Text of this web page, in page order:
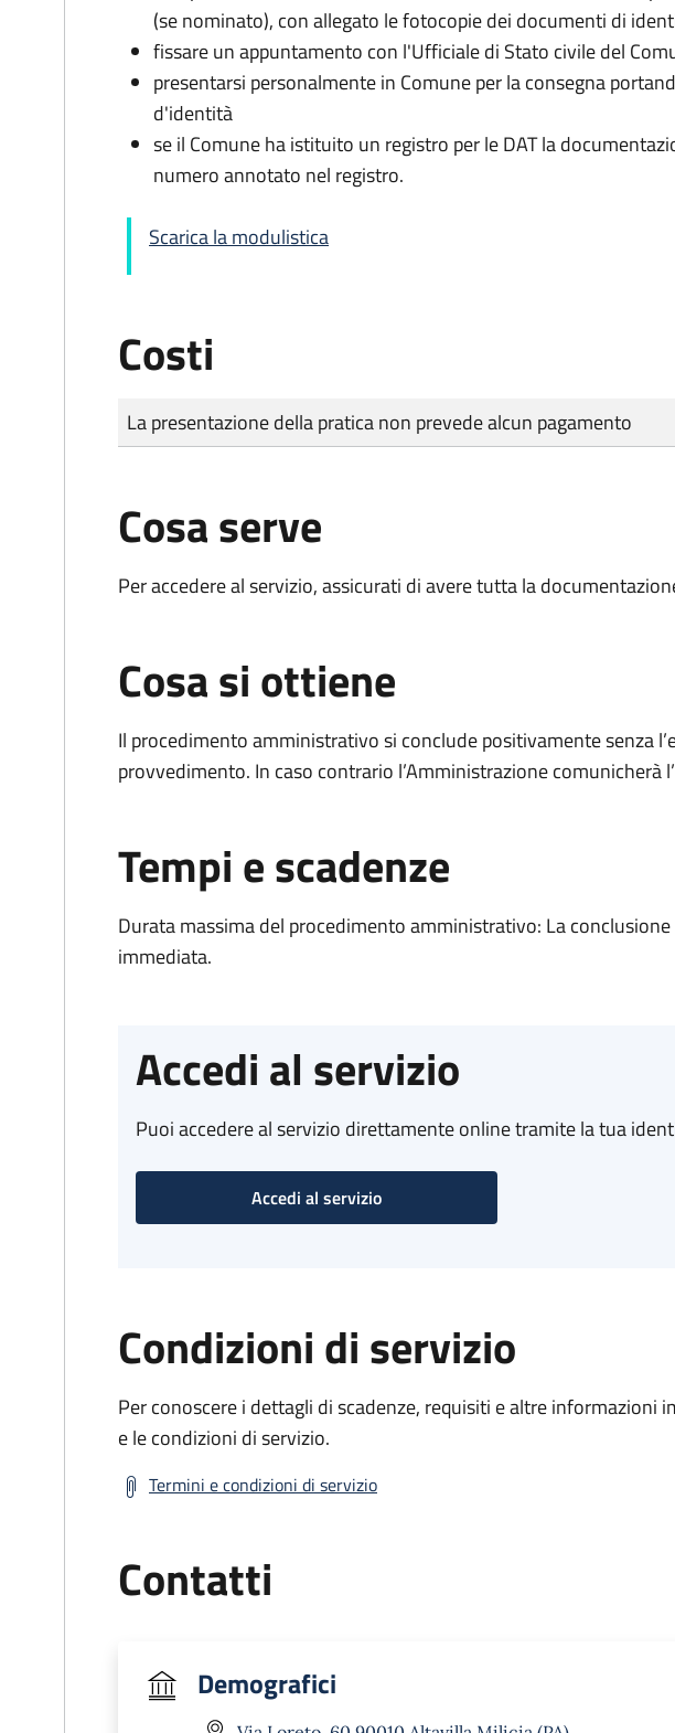
(se nominato), con allegato le fotocopie dei documenti di
fissare un appuntamento con l'Ufficiale di Stato civile del
presentarsi personalmente in Comune per la consegna
d'identità
se il Comune ha istituito un registro per le DAT la
numero annotato nel registro.
Scarica la modulistica
Costi
Tipo di pagamento
Importo
La presentazione della pratica non prevede alcun pagamento
Cosa serve
Per accedere al servizio, assicurati di avere tutta la
Cosa si ottiene
Il procedimento amministrativo si conclude positivamente senza
provvedimento. In caso contrario l’Amministrazione comunicherà
Tempi e scadenze
Durata massima del procedimento amministrativo: La
immediata.
Accedi al servizio
Puoi accedere al servizio direttamente online tramite la tua
Accedi al servizio
Condizioni di servizio
Per conoscere i dettagli di scadenze, requisiti e altre informazioni
e le condizioni di servizio.
Termini e condizioni di servizio
Contatti
Demografici